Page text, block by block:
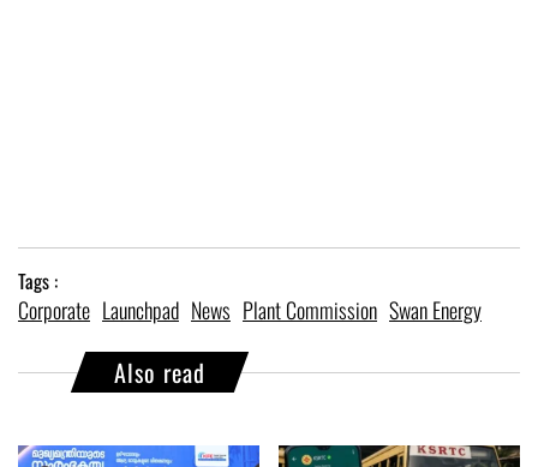
Tags :
Corporate Launchpad News Plant Commission Swan Energy
Also read